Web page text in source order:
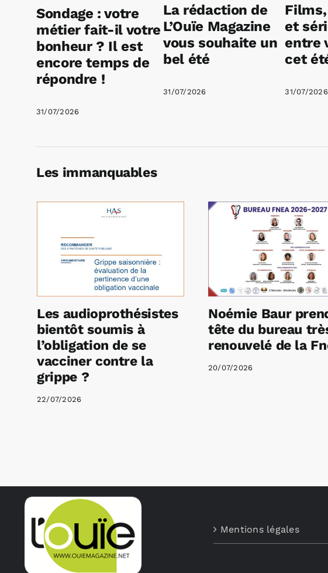
Sondage : votre
métier fait-il votre
bonheur ? Il est
encore temps de
répondre !
31/07/2026
La rédaction de
L’Ouïe Magazine
vous souhaite un
bel été
31/07/2026
et
entre
cet
31/07/2026
Les immanquables
Les audioprothésistes
bientôt soumis à
l’obligation de se
vacciner contre la
grippe ?
22/07/2026
Noémie Baur
tête du bureau
renouvelé de la
20/07/2026
Mentions légales